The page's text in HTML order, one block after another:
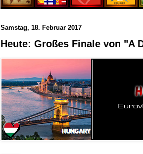
Samstag, 18. Februar 2017
Heute: Großes Finale von "A